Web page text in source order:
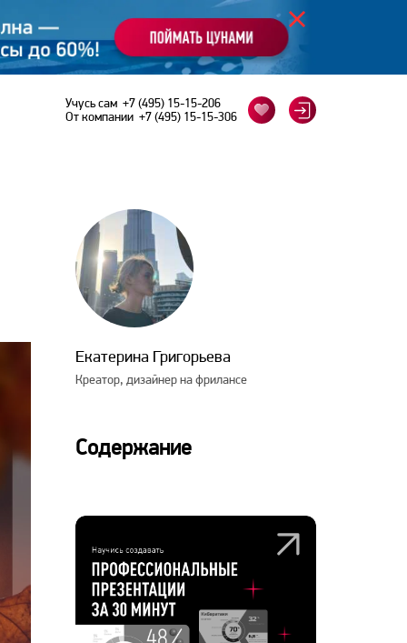
Учусь сам +7 (495) 15-15-206
От компании +7 (495) 15-15-306
Екатерина Григорьева
Креатор, дизайнер на фрилансе
Содержание